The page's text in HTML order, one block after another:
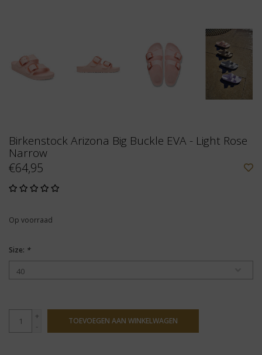
Birkenstock Arizona Big Buckle EVA - Light Rose
Narrow
€64,95
Op voorraad
Size: *
+
-
TOEVOEGEN AAN WINKELWAGEN